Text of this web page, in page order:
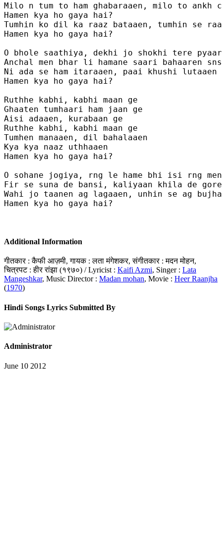
Milo n tum to ham ghabaraaen, milo to ankh
Hamen kya ho gaya hai?
Tumhin ko dil ka raaz bataaen, tumhin se
Hamen kya ho gaya hai?
O bhole saathiya, dekhi jo shokhi tere
Anchal men bhar li hamane saari bahaaren
Ni ada se ham itaraaen, paai khushi lutaaen
Hamen kya ho gaya hai?
Ruthhe kabhi, kabhi maan ge
Ghaaten tumhaari ham jaan ge
Aisi adaaen, kurabaan ge
Ruthhe kabhi, kabhi maan ge
Tumhen manaaen, dil bahalaaen
Kya kya naaz uthhaaen
Hamen kya ho gaya hai?
O sohane jogiya, rng le hame bhi isi rng men
Fir se suna de bansi, kaliyaan khila de gore
Wahi jo taanen ag lagaaen, unhin se ag
Hamen kya ho gaya hai?
Additional Information
गीतकार : कैफी आज़मी, गायक : लता मंगेशकर, संगीतकार : मदन मोहन,
चित्रपट : हीर रांझा (१९७०) / Lyricist : Kaifi Azmi, Singer : Lata
Mangeshkar, Music Director : Madan mohan, Movie : Heer Raanjha
(1970)
Hindi Songs Lyrics Submitted By
Administrator
June 10 2012